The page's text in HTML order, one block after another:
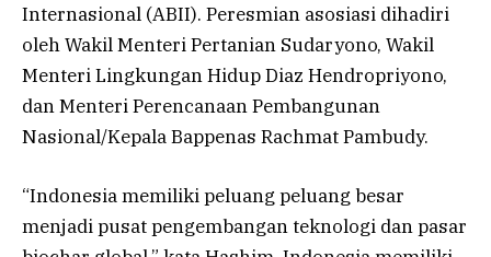
Internasional (ABII). Peresmian asosiasi dihadiri
oleh Wakil Menteri Pertanian Sudaryono, Wakil
Menteri Lingkungan Hidup Diaz Hendropriyono,
dan Menteri Perencanaan Pembangunan
Nasional/Kepala Bappenas Rachmat Pambudy.
“Indonesia memiliki peluang peluang besar
menjadi pusat pengembangan teknologi dan pasar